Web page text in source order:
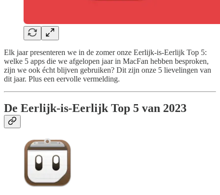
Elk jaar presenteren we in de zomer onze Eerlijk-is-Eerlijk Top 5:
welke 5 apps die we afgelopen jaar in MacFan hebben besproken,
zijn we ook écht blijven gebruiken? Dit zijn onze 5 lievelingen van
dit jaar. Plus een eervolle vermelding.
De Eerlijk-is-Eerlijk Top 5 van 2023